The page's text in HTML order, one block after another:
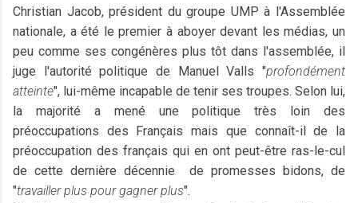
Christian Jacob, président du groupe UMP à l'Assemblée
nationale, a été le premier à aboyer devant les médias, un
peu comme ses congénères plus tôt dans l'assemblée, il
juge l'autorité politique de Manuel Valls "profondément
atteinte", lui-même incapable de tenir ses troupes. Selon lui,
la majorité a mené une politique très loin des
préoccupations des Français mais que connaît-il de la
préoccupation des français qui en ont peut-être ras-le-cul
de cette dernière décennie de promesses bidons, de
"travailler plus pour gagner plus".